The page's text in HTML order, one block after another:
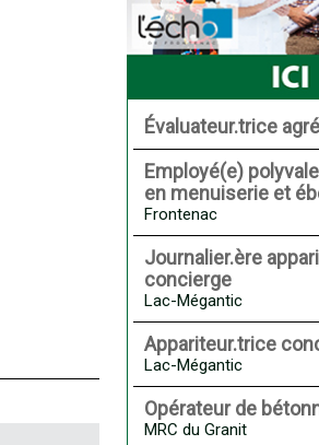
Évaluateur.trice
Employé(e)
en menuiserie et
Frontenac
Journalier.ère
concierge
Lac-Mégantic
Appariteur.trice
Lac-Mégantic
Opérateur de
MRC du Granit